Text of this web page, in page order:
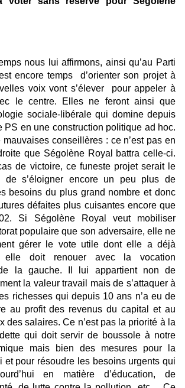
nous lui affirmons, ainsi qu’au Parti
encore temps d’orienter son projet à
voix vont s’élever pour appeler à
le centre. Elles ne feront ainsi que
sociale-libérale qui domine depuis
PS en une construction politique ad hoc.
conseillères : ce n’est pas en
que Ségolène Royal battra celle-ci.
de victoire, ce funeste projet serait le
de s’éloigner encore un peu plus de
besoins du plus grand nombre et donc
défaites plus cuisantes encore que
Si Ségolène Royal veut mobiliser
populaire que son adversaire, elle ne
gérer le vote utile dont elle a déjà
elle doit renouer avec la vocation
de la gauche. Il lui appartient non de
la valeur travail mais de s’attaquer à
richesses qui depuis 10 ans n’a eu de
au profit des revenus du capital et au
des salaires. Ce n’est pas la priorité à la
qui doit servir de boussole à notre
mais bien des mesures pour la
et pour résoudre les besoins urgents qui
en matière d’éducation, de